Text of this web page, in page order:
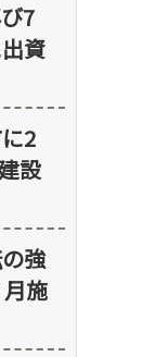
7
資
2
設
強
施